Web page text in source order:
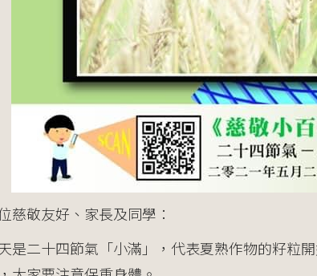
慈敬友好、家長及同學：
是二十四節氣「小滿」，代表夏熟作物的籽粒